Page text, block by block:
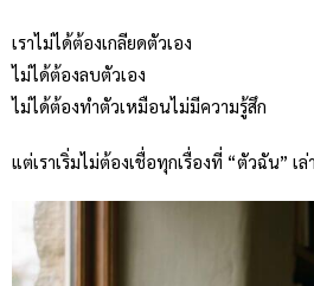
เราไม่ได้ต้องเกลียดตัวเอง
ไม่ได้ต้องลบตัวเอง
ไม่ได้ต้องทำตัวเหมือนไม่มีความรู้สึก
แต่เราเริ่มไม่ต้องเชื่อทุกเรื่องที่ “ตัวฉัน” เล่